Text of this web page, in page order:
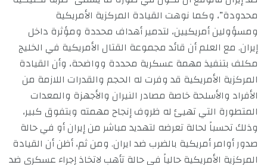
محدودة”، وكما نوهت القيادة المركزية الأمريكية
ومسؤولين أمريكيين، لتدمير أهداف محددة ومؤثرة داخل
إيران. مع العلم أن قائد مجموعة القتال الأمريكية في الخليج
مكلف بتنفيذ مهمة عسكرية محددة وواضحة، وأن القيادة
المركزية الأمريكية قد وفرت له الحجم والقدرات اللازمة من
الأفراد والأسلحة خاصة مصادر النيران والأجهزة والمعدات
المتطورة التي تهيئ له ظروف إنجاح مهمته وبتفوق كبير،
وذلك تحسباً لحالة تعرضه لتهديد مباشر من إيران أو في حالة
صدور أوامر أمريكية بالضرب ضد ايران. ومن ثم، أظن أن القيادة
المركزية الأمريكية حالياً في حالة تأهب لاتخاذ إجراء عسكري ضد